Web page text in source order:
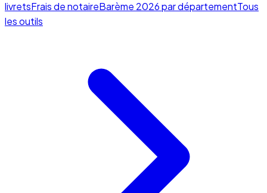
livretsFrais de notaireBarème 2026 par départementTous
les outils